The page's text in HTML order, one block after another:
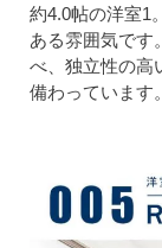
約4.0帖の洋室1
ある雰囲気です
べ、独立性の高
備わっています。